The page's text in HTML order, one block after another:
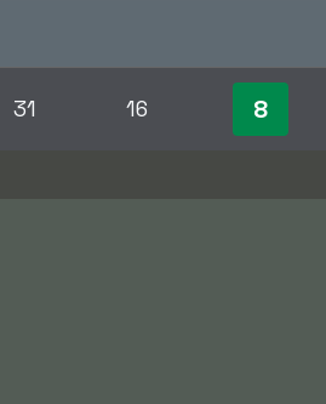
31 16 8